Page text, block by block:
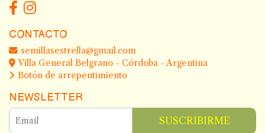
CONTACTO
semillasestrella@gmail.com
Villa General Belgrano - Córdoba - Argentina
Botón de arrepentimiento
NEWSLETTER
SUSCRIBIRME